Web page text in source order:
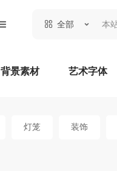
全部
背景素材 艺术字体
灯笼 装饰